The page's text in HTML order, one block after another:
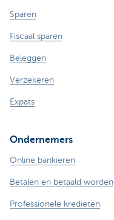
Sparen
Fiscaal sparen
Beleggen
Verzekeren
Expats
Ondernemers
Online bankieren
Betalen en betaald worden
Professionele kredieten